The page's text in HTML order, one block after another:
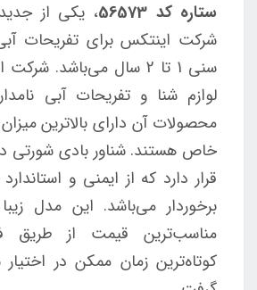
ستاره کد 56573
، یکی از
شرکت اینتکس برای تفریحات
سنی 1 تا 2 سال می‌باشد.
لوازم شنا و تفریحات آبی
محصولات آن دارای بالاترین
خاص هستند. شناور بادی شورتی
قرار دارد که از ایمنی و
برخوردار می‌باشد. این مدل
مناسب‌ترین قیمت از طریق
کوتاه‌ترین زمان ممکن در